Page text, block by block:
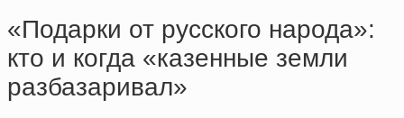
«Подарки от русского народа»:
кто и когда «казенные земли
разбазаривал»